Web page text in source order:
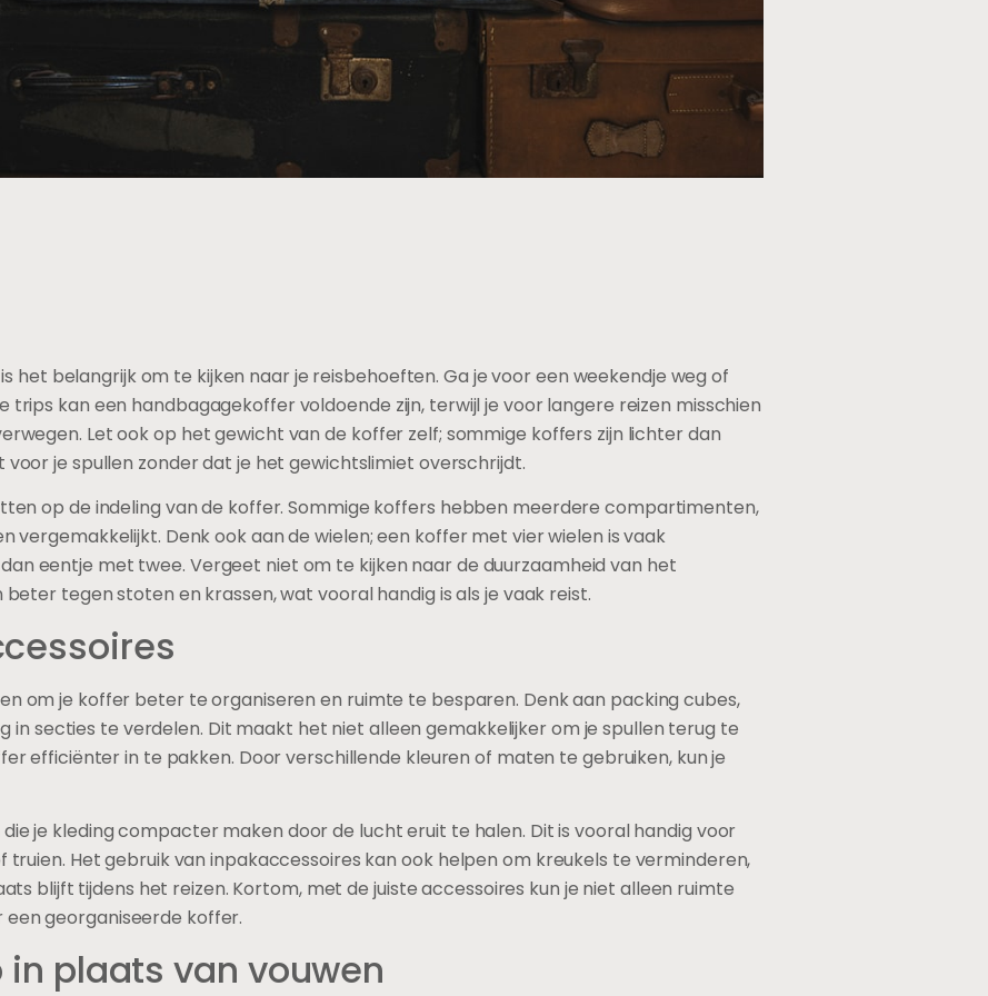
het belangrijk om te kijken naar je reisbehoeften. Ga je voor een weekendje weg of
kan een handbagagekoffer voldoende zijn, terwijl je voor langere reizen misschien
Let ook op het gewicht van de koffer zelf; sommige koffers zijn lichter dan
je spullen zonder dat je het gewichtslimiet overschrijdt.
op de indeling van de koffer. Sommige koffers hebben meerdere compartimenten,
vergemakkelijkt. Denk ook aan de wielen; een koffer met vier wielen is vaak
eentje met twee. Vergeet niet om te kijken naar de duurzaamheid van het
tegen stoten en krassen, wat vooral handig is als je vaak reist.
om je koffer beter te organiseren en ruimte te besparen. Denk aan packing cubes,
in secties te verdelen. Dit maakt het niet alleen gemakkelijker om je spullen terug te
efficiënter in te pakken. Door verschillende kleuren of maten te gebruiken, kun je
je kleding compacter maken door de lucht eruit te halen. Dit is vooral handig voor
truien. Het gebruik van inpakaccessoires kan ook helpen om kreukels te verminderen,
blijft tijdens het reizen. Kortom, met de juiste accessoires kun je niet alleen ruimte
georganiseerde koffer.
in plaats van vouwen